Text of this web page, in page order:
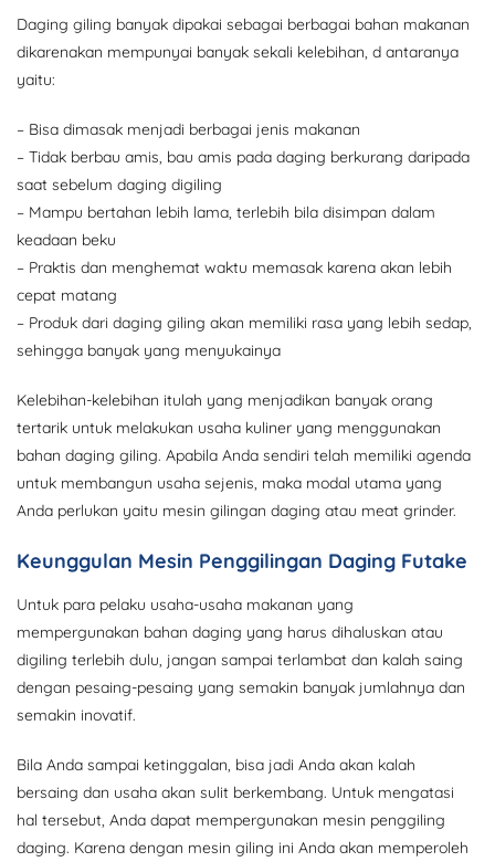
Daging giling banyak dipakai sebagai berbagai bahan makanan
dikarenakan mempunyai banyak sekali kelebihan, d antaranya
yaitu:
– Bisa dimasak menjadi berbagai jenis makanan
– Tidak berbau amis, bau amis pada daging berkurang daripada
saat sebelum daging digiling
– Mampu bertahan lebih lama, terlebih bila disimpan dalam
keadaan beku
– Praktis dan menghemat waktu memasak karena akan lebih
cepat matang
– Produk dari daging giling akan memiliki rasa yang lebih sedap,
sehingga banyak yang menyukainya
Kelebihan-kelebihan itulah yang menjadikan banyak orang
tertarik untuk melakukan usaha kuliner yang menggunakan
bahan daging giling. Apabila Anda sendiri telah memiliki agenda
untuk membangun usaha sejenis, maka modal utama yang
Anda perlukan yaitu mesin gilingan daging atau meat grinder.
Keunggulan Mesin Penggilingan Daging Futake
Untuk para pelaku usaha-usaha makanan yang
mempergunakan bahan daging yang harus dihaluskan atau
digiling terlebih dulu, jangan sampai terlambat dan kalah saing
dengan pesaing-pesaing yang semakin banyak jumlahnya dan
semakin inovatif.
Bila Anda sampai ketinggalan, bisa jadi Anda akan kalah
bersaing dan usaha akan sulit berkembang. Untuk mengatasi
hal tersebut, Anda dapat mempergunakan mesin penggiling
daging. Karena dengan mesin giling ini Anda akan memperoleh